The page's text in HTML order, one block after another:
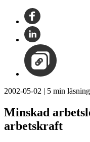
2002-05-02 | 5 min läsning
Minskad
arbetskraft